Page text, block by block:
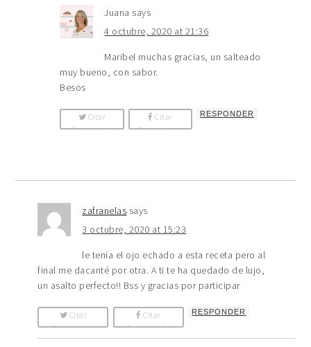
Juana says
4 octubre, 2020 at 21:36
Maribel muchas gracias, un salteado
muy bueno, con sabor.
Besos
Citar
Comentario
Citar
Comentario
RESPONDER
zafranelas says
3 octubre, 2020 at 15:23
le tenía el ojo echado a esta receta pero al
final me dacanté por otra. A ti te ha quedado de lujo,
un asalto perfecto!! Bss y gracias por participar
Citar
Comentario
Citar
Comentario
RESPONDER